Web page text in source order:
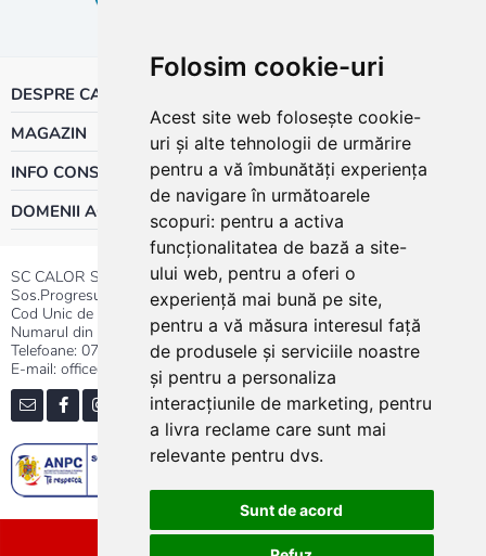
Folosim cookie-uri
Acest site web folosește cookie-
uri și alte tehnologii de urmărire
pentru a vă îmbunătăți experiența
de navigare în următoarele
scopuri: pentru a activa
funcționalitatea de bază a site-
ului web, pentru a oferi o
experiență mai bună pe site,
pentru a vă măsura interesul față
de produsele și serviciile noastre
și pentru a personaliza
interacțiunile de marketing, pentru
a livra reclame care sunt mai
relevante pentru dvs.
Sunt de acord
DESPRE CALOR
MAGAZIN
INFO CONSUMATOR
DOMENII ACTIVITATE
SC CALOR SRL
Sos.Progresului nr.30-40, Sector 5, Bucuresti
Cod Unic de Inregistrare: RO 3004724
Numarul din Registrul Comertului:J40/13176/1991
Telefoane: 0737.23.44.44|021.411.44.44
E-mail: office@calor.ro